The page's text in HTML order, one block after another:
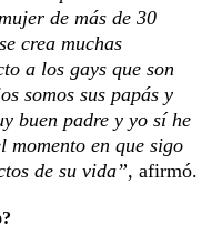
de más de 30
crea muchas
a los gays que son
somos sus papás y
buen padre y yo sí he
momento en que sigo
de su vida”, afirmó.